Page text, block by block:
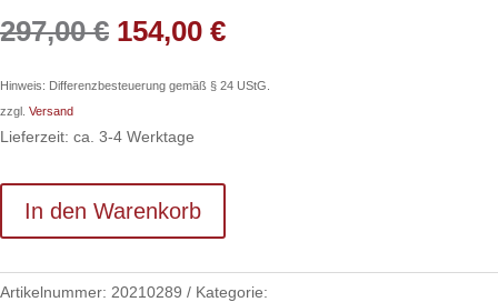
297,00€ Ursprünglicher
Preis
war:
154,00 €Aktueller
ist:
Hinweis: Differenzbesteuerung gemäß § 24 UStG.
zzgl. Versand
Lieferzeit: ca. 3-4 Werktage
In den Warenkorb
Artikelnummer: 20210289 Kategorie: